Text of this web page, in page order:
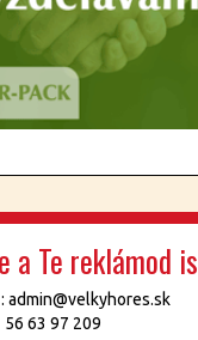
a Te reklámod
admin@velkyhores.sk
63 97 209